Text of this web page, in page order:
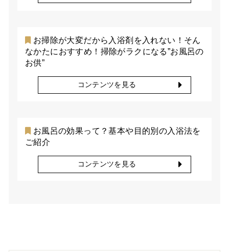
お掃除が大変だから入浴剤を入れない！そん
なかたにおすすめ！掃除がラクになる”お風呂の
お供”
コンテンツを見る
お風呂の効果って？基本や目的別の入浴法を
ご紹介
コンテンツを見る